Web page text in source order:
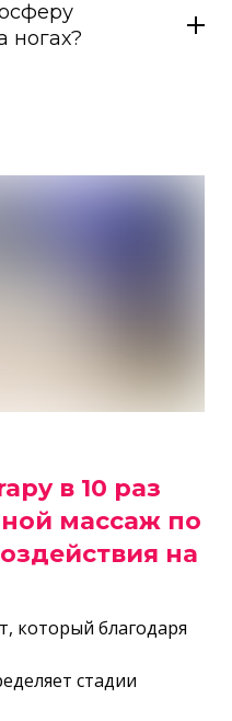
ногах?
в 10 раз
массаж по
на
который благодаря
стадии